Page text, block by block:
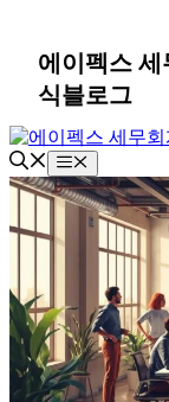
너
뛰
기
에이펙스 세
식블로그
메
뉴